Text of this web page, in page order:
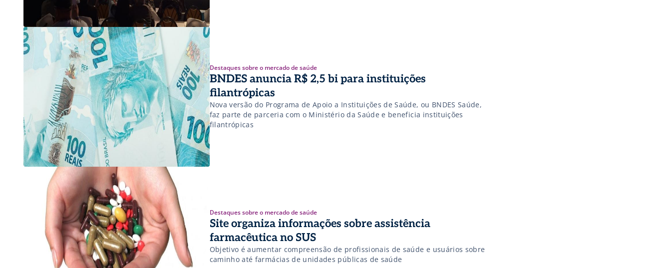
Destaques sobre o mercado de saúde
BNDES anuncia R$ 2,5 bi para instituições
filantrópicas
Nova versão do Programa de Apoio a Instituições de Saúde, ou BNDES Saúde,
faz parte de parceria com o Ministério da Saúde e beneficia instituições
filantrópicas
Destaques sobre o mercado de saúde
Site organiza informações sobre assistência
farmacêutica no SUS
Objetivo é aumentar compreensão de profissionais de saúde e usuários sobre
caminho até farmácias de unidades públicas de saúde